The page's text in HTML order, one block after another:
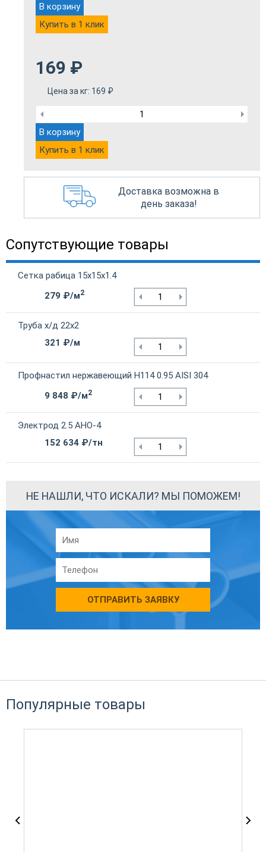
В корзину
Купить в 1 клик
169 ₽
Цена за кг: 169 ₽
В корзину
Купить в 1 клик
Доставка возможна в
день заказа!
Сопутствующие товары
Сетка рабица 15х15х1.4
279 ₽/м2
Труба х/д 22х2
321 ₽/м
Профнастил нержавеющий Н114 0.95 AISI 304
9 848 ₽/м2
Электрод 2.5 АНО-4
152 634 ₽/тн
НЕ НАШЛИ, ЧТО ИСКАЛИ? МЫ ПОМОЖЕМ!
ОТПРАВИТЬ ЗАЯВКУ
Популярные товары